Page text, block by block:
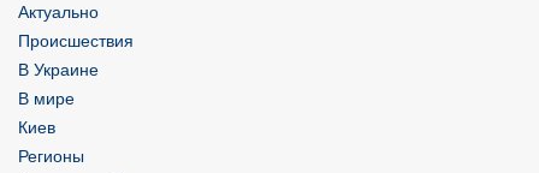
Актуально
Происшествия
В Украине
В мире
Киев
Регионы